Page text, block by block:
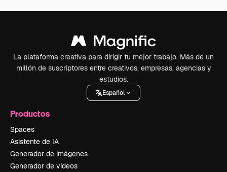
La plataforma creativa para dirigir tu mejor trabajo. Más de un
millón de suscriptores entre creativos, empresas, agencias y
estudios.
Español
Productos
Spaces
Asistente de IA
Generador de imágenes
Generador de vídeos